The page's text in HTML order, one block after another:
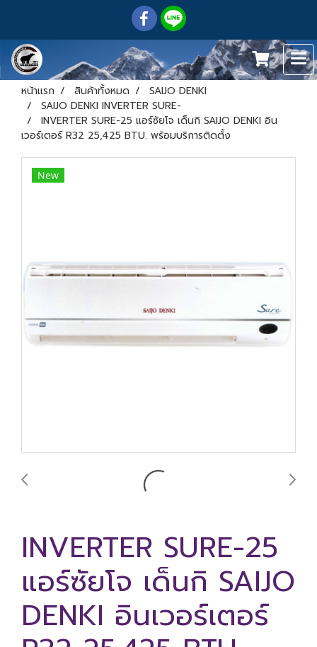
หน้าแรก สินค้าทั้งหมด
SAIJO DENKI
SAIJO DENKI INVERTER SURE-
INVERTER SURE-25 แอร์ซัยโจ เด็นกิ SAIJO DENKI อิน
เวอร์เตอร์ R32 25,425 BTU. พร้อมบริการติดตั้ง
New
INVERTER SURE-25
แอร์ซัยโจ เด็นกิ SAIJO
DENKI อินเวอร์เตอร์